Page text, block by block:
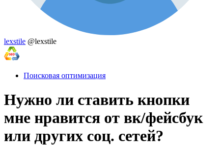
lexstile @lexstile
Поисковая оптимизация
Нужно ли ставить кнопки
мне нравится от вк/фейсбук
или других соц. сетей?